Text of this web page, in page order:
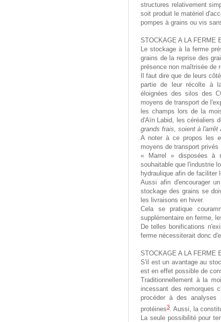
structures relativement
soit produit le matériel
pompes à grains ou vis
STOCKAGE A LA FERME
Le stockage à la ferme
grains de la reprise des
présence non maîtrisée de
Il faut dire que de leurs
partie de leur récolte à
éloignées des silos des
moyens de transport de
les champs lors de la
d'Aïn Labid, les céréaliers
grands frais, soient à
A noter à ce propos les
moyens de transport
« Marrel » disposées à
souhaitable que l'industrie
hydraulique afin de faciliter
Aussi afin d'encourager
stockage des grains se
les livraisons en hiver.
Cela se pratique
supplémentaire en ferme,
De telles bonifications
ferme nécessiterait donc
STOCKAGE A LA FERME
S'il est un avantage au
est en effet possible de
Traditionnellement à la
incessant des remorques
procéder à des
protéines3 . Aussi, la
La seule possibilité pour